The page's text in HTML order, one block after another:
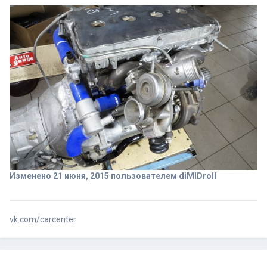
Изменено 21 июня, 2015 пользователем diMIDroll
vk.com/carcenter